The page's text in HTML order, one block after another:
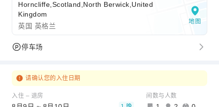
Horncliffe,Scotland,North Berwick,United
Kingdom
英国 英格兰
地图
停车场
请确认您的入住日期
入住 – 退房 间数与人数